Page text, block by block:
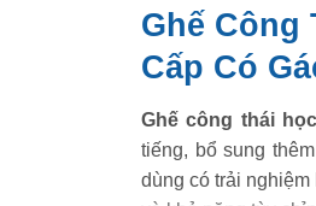
Ghế Công
Cấp Có
Ghế công thái
tiếng, bổ sung
dùng có trải